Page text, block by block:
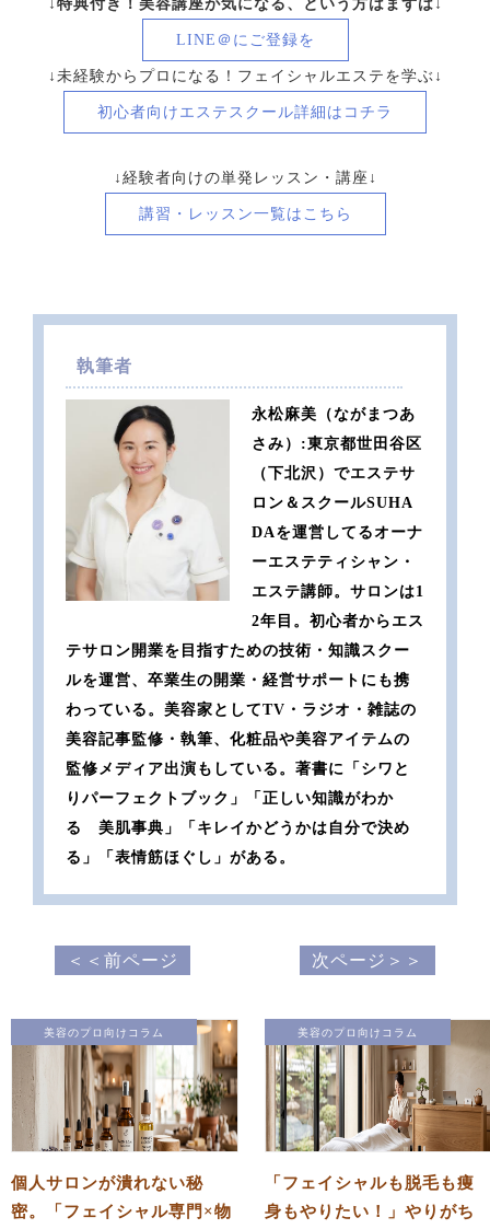
↓特典付き！美容講座が気になる、という方はまずは↓
LINE＠にご登録を
↓未経験からプロになる！フェイシャルエステを学ぶ↓
初心者向け エステスクール詳細はコチラ
↓経験者向けの単発レッスン・講座↓
講習・レッスン一覧はこちら
執筆者
永松麻美（ながまつあ
さみ）:東京都世田谷区
（下北沢）でエステサ
ロン＆スクールSUHA
DAを運営してるオーナ
ーエステティシャン・
エステ講師。サロンは1
2年目。初心者からエス
テサロン開業を目指すための技術・知識スクー
ルを運営、卒業生の開業・経営サポートにも携
わっている。美容家としてTV・ラジオ・雑誌の
美容記事監修・執筆、化粧品や美容アイテムの
監修メディア出演もしている。著書に「シワと
りパーフェクトブック」「正しい知識がわか
る 美肌事典」「キレイかどうかは自分で決め
る」「表情筋ほぐし」がある。
＜＜前ページ 次ページ＞＞
美容のプロ向けコラム
個人サロンが潰れない秘
密。「フェイシャル専門×物
美容のプロ向けコラム
「フェイシャルも脱毛も痩
身もやりたい！」やりがち